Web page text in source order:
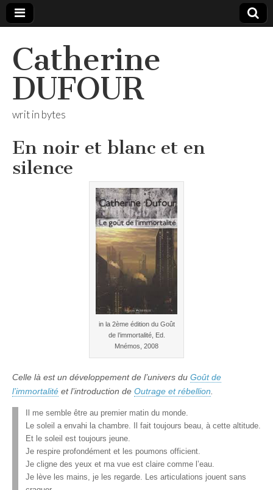
Catherine
DUFOUR
writ in bytes
En noir et blanc et en
silence
in la 2ème édition du Goût
de l’immortalité, Ed.
Mnémos, 2008
Celle là est un développement de l’univers du Goût de
l’immortalité et l’introduction de Outrage et rébellion
Il me semble être au premier matin du monde.
Le soleil a envahi la chambre. Il fait toujours beau, à cette altitude.
Et le soleil est toujours jeune.
Je respire profondément et les poumons officient.
Je cligne des yeux et ma vue est claire comme l’eau.
Je lève les mains, je les regarde. Les articulations jouent sans